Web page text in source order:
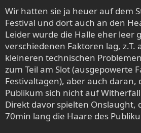
Label ignoriert.
Wir hatten sie ja heuer auf dem
Festival und dort auch an den
Leider wurde die Halle eher leer
verschiedenen Faktoren lag, z.T.
kleineren technischen
zum Teil am Slot (ausgepowerte
Festivaltagen), aber auch daran,
Publikum sich nicht auf
Direkt davor spielten Onslaught,
70min lang die Haare des